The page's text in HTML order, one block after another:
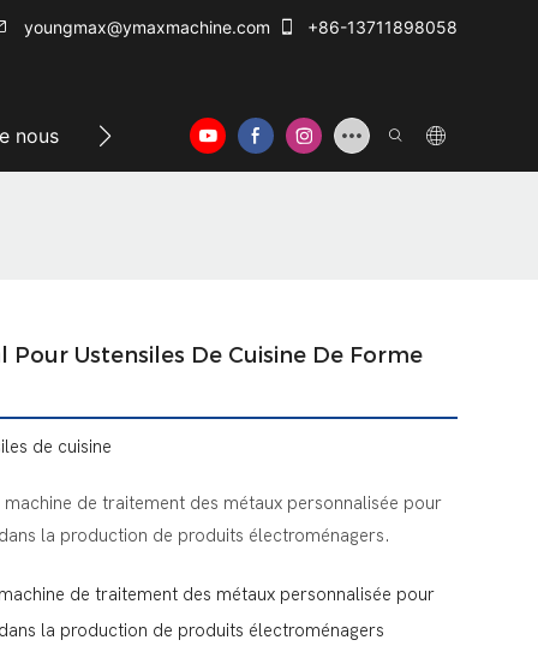
youngmax@ymaxmachine.com +86-13711898058
nous Centre d'info Nous contacter
Ustensiles De Cuisine De Forme
de cuisine
de traitement des métaux personnalisée pour
la production de produits électroménagers.
de traitement des métaux personnalisée pour
la production de produits électroménagers